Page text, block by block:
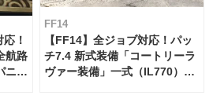
！
航路
ニ
FF14
【FF14】全ジョブ対応！パッ
チ7.4 新式装備「コートリーラ
ヴァー装備」一式（IL770）の